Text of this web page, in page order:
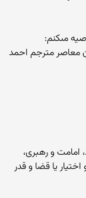
مى‏كنم:
معاصر مترجم احمد
و رهبرى،
يا قضا و قدر